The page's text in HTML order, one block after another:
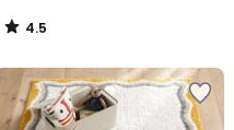
4.5
/